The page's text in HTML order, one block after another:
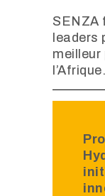
SENZA
leaders
meilleur
l’Afrique.